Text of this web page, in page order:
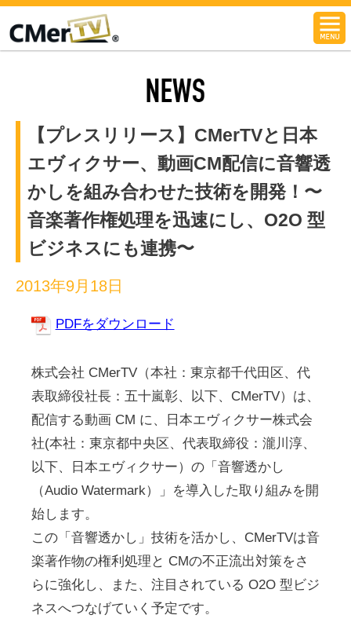
CMerTV
【プレスリリース】CMerTVと日本
エヴィクサー、動画CM配信に音響透
かしを組み合わせた技術を開発！〜
音楽著作権処理を迅速にし、O2O 型
ビジネスにも連携〜
2013年9月18日
PDFをダウンロード
株式会社 CMerTV（本社：東京都千代田区、代
表取締役社長：五十嵐彰、以下、CMerTV）は、
配信する動画 CM に、日本エヴィクサー株式会
社(本社：東京都中央区、代表取締役：瀧川淳、
以下、日本エヴィクサー）の「音響透かし
（Audio Watermark）」を導入した取り組みを開
始します。
この「音響透かし」技術を活かし、CMerTVは音
楽著作物の権利処理と CMの不正流出対策をさ
らに強化し、また、注目されている O2O 型ビジ
ネスへつなげていく予定です。